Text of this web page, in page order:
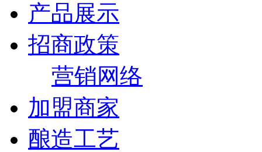
产品展示
招商政策
营销网络
加盟商家
酿造工艺